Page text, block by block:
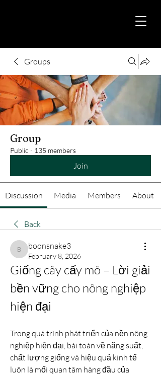
Groups
Group
Public · 135 members
Join
Discussion Media Members About
Back
boonsnake3
boonsnake3
February 8, 2026
Giống cây cấy mô – Lời giải
bền vững cho nông nghiệp
hiện đại
Trong quá trình phát triển của nền nông
nghiệp hiện đại, bài toán về năng suất,
chất lượng giống và hiệu quả kinh tế
luôn là mối quan tâm hàng đầu của